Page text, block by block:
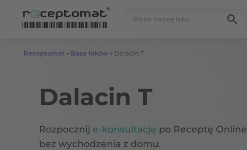
Receptomat » Baza leków » Dalacin T
Dalacin T
Rozpocznij e-konsultację po Receptę Online
bez wychodzenia z domu.